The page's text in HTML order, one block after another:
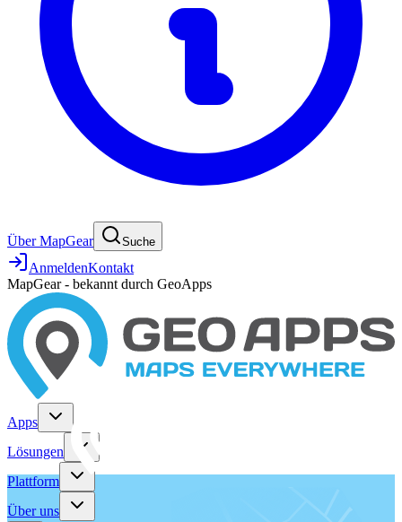
Über MapGear Suche
AnmeldenKontakt
MapGear - bekannt durch GeoApps
Apps
Lösungen
Plattform
Über uns